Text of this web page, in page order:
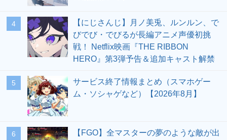
4
【にじさんじ】月ノ美兎、ルンルン、で
びでび・でびるが長編アニメ声優初挑
戦！ Netflix映画『THE RIBBON
HERO』第3弾予告＆追加キャスト解禁
5
サービス終了情報まとめ（スマホゲー
ム・ソシャゲなど）【2026年8月】
6
【FGO】全マスターの夢のような敵が出